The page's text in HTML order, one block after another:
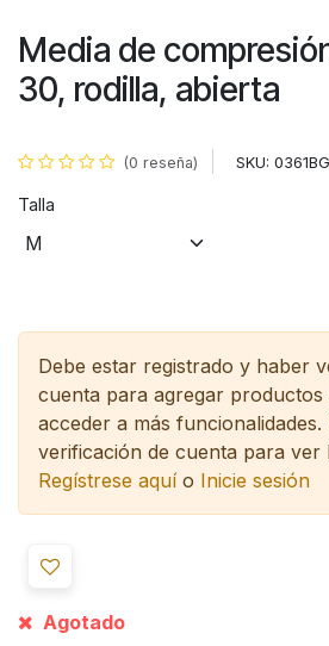
Media de
30, rodilla, abierta
(0 reseña) SKU:
Talla
Debe estar registrado y haber
cuenta para agregar
acceder a más funcionalidades.
verificación de cuenta para ver
Regístrese aquío Inicie sesión
Agotado